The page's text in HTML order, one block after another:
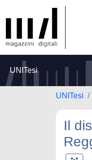
UNITesi
UNITesi
Il